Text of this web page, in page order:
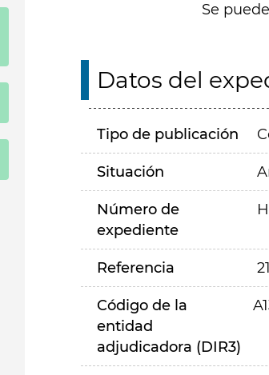
Se
Datos del
Tipo de publicación
Situación
Número de
expediente
Referencia
Código de la
entidad
adjudicadora (DIR3)